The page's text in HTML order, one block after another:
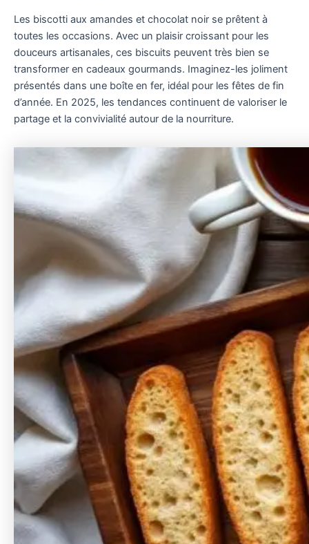
Les biscotti aux amandes et chocolat noir se prêtent à
toutes les occasions. Avec un plaisir croissant pour les
douceurs artisanales, ces biscuits peuvent très bien se
transformer en cadeaux gourmands. Imaginez-les joliment
présentés dans une boîte en fer, idéal pour les fêtes de fin
d’année. En 2025, les tendances continuent de valoriser le
partage et la convivialité autour de la nourriture.